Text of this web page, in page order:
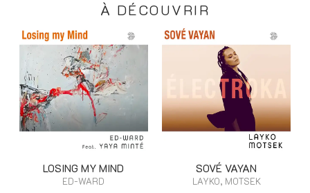
À DÉCOUVRIR
LOSING MY MIND
ED-WARD
SOVÉ VAYAN
LAYKO, MOTSEK